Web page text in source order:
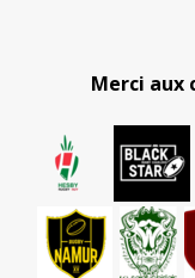
Merci aux